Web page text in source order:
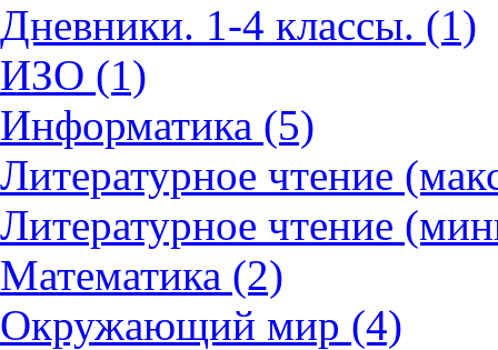
Дневники. 1-4 классы. (1)
ИЗО (1)
Информатика (5)
Литературное чтение
Литературное чтение
Математика (2)
Окружающий мир (4)